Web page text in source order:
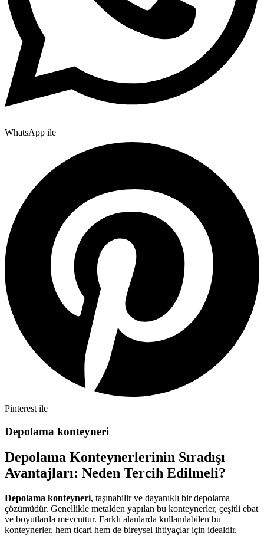
WhatsApp ile
Pinterest ile
Depolama konteyneri
Depolama Konteynerlerinin Sıradışı
Avantajları: Neden Tercih Edilmeli?
Depolama konteyneri, taşınabilir ve dayanıklı bir depolama
çözümüdür. Genellikle metalden yapılan bu konteynerler, çeşitli ebat
ve boyutlarda mevcuttur. Farklı alanlarda kullanılabilen bu
konteynerler, hem ticari hem de bireysel ihtiyaçlar için idealdir.